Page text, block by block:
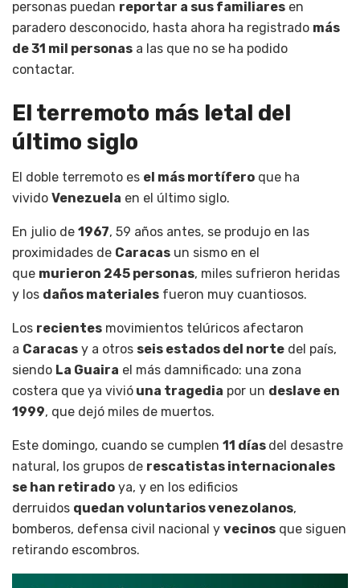
personas puedan reportar a sus familiares en
paradero desconocido, hasta ahora ha registrado más
de 31 mil personas a las que no se ha podido
contactar.
El terremoto más letal del
último siglo
El doble terremoto es el más mortífero que ha
vivido Venezuela en el último siglo.
En julio de 1967, 59 años antes, se produjo en las
proximidades de Caracas un sismo en el
que murieron 245 personas, miles sufrieron heridas
y los daños materiales fueron muy cuantiosos.
Los recientes movimientos telúricos afectaron
a Caracas y a otros seis estados del norte del país,
siendo La Guaira el más damnificado: una zona
costera que ya vivió una tragedia por un deslave en
1999, que dejó miles de muertos.
Este domingo, cuando se cumplen 11 días del desastre
natural, los grupos de rescatistas internacionales
se han retirado ya, y en los edificios
derruidos quedan voluntarios venezolanos,
bomberos, defensa civil nacional y vecinos que siguen
retirando escombros.